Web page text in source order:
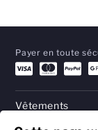
Payer en toute
Vêtements